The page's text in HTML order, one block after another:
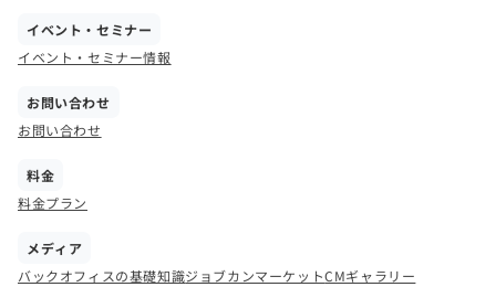
イベント・セミナー
イベント・セミナー情報
お問い合わせ
お問い合わせ
料金
料金プラン
メディア
バックオフィスの基礎知識ジョブカンマーケットCMギャラリー